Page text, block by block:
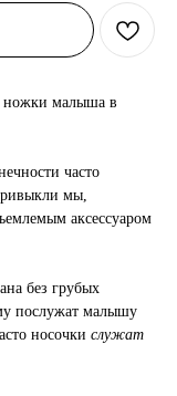
ножки малыша в
часто
мы,
аксессуаром
без грубых
послужат малышу
носочки служат